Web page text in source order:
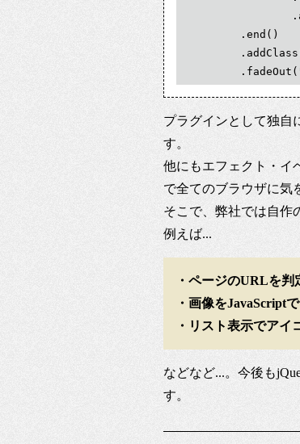
プラグインとして独自
す。
他にもエフェクト・イ
で全てのブラウザに気
そこで、弊社では自作
例えば...
・ページのURLを
・画像をJavaScript
・リスト表示でアイ
などなど...。今後も
す。